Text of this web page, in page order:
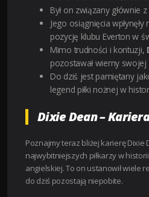
Był on związany głównie
Jego osiągnięcia
pozycję klubu Everton w
Mimo trudności i kontuzji,
pozostawał wierny swojej
Do dziś jest pamiętany
legend piłki nożnej w
Dixie Dean –
Poznajmy teraz bliżej karierę Dixie
najwybitniejszych piłkarzy w
angielskiej. To on ustanowił wiele
do dziś pozostają niepobite.